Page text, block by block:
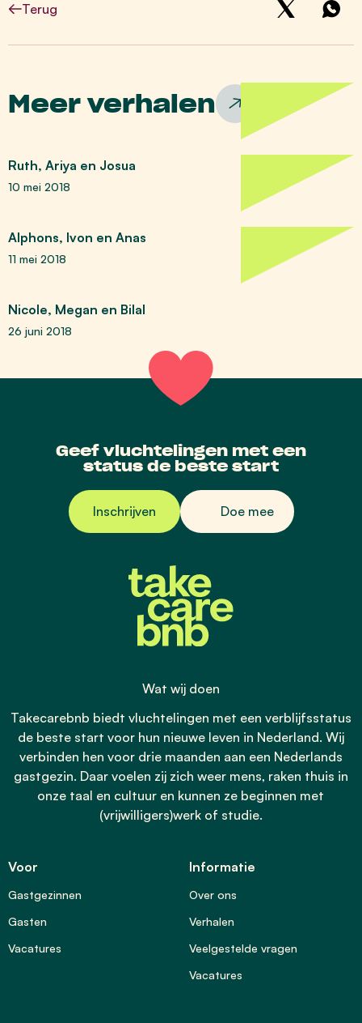
Terug
Meer verhalen
Ruth, Ariya en Josua
10 mei 2018
Alphons, Ivon en Anas
11 mei 2018
Nicole, Megan en Bilal
26 juni 2018
Geef vluchtelingen met een
status de beste start
Inschrijven Doe mee
Wat wij doen
Takecarebnb biedt vluchtelingen met een verblijfsstatus
de beste start voor hun nieuwe leven in Nederland. Wij
verbinden hen voor drie maanden aan een Nederlands
gastgezin. Daar voelen zij zich weer mens, raken thuis in
onze taal en cultuur en kunnen ze beginnen met
(vrijwilligers)werk of studie.
Voor
Gastgezinnen
Gasten
Vacatures
Informatie
Over ons
Verhalen
Veelgestelde vragen
Vacatures